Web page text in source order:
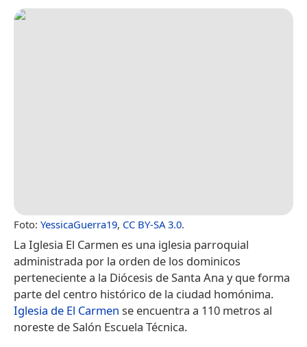
Foto: YessicaGuerra19, CC BY-SA 3.0.
La Iglesia El Carmen es una iglesia parroquial
administrada por la orden de los dominicos
perteneciente a la Diócesis de Santa Ana y que forma
parte del centro histórico de la ciudad homónima.
Iglesia de El Carmen se encuentra a 110 metros al
noreste de Salón Escuela Técnica.